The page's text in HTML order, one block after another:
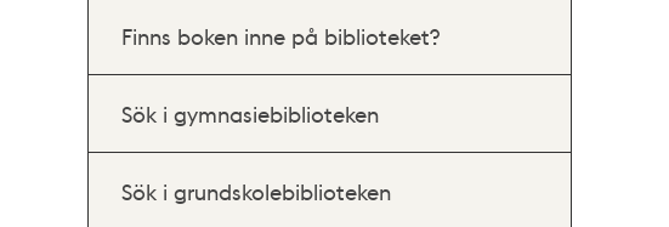
Finns boken inne på biblioteket?
Sök i gymnasiebiblioteken
Sök i grundskolebiblioteken